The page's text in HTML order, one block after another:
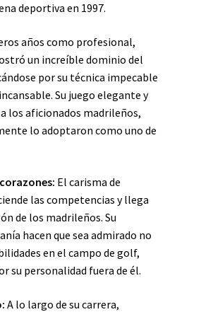
deportiva en 1997.
años como profesional,
un increíble dominio del
por su técnica impecable
Su juego elegante y
los aficionados madrileños,
lo adoptaron como uno de
El carisma de
las competencias y llega
de los madrileños. Su
hacen que sea admirado no
en el campo de golf,
su personalidad fuera de él.
A lo largo de su carrera,